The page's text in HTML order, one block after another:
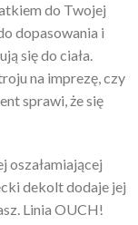
do Twojej
dopasowania i
się do ciała.
na imprezę, czy
sprawi, że się
oszałamiającej
dekolt dodaje jej
Linia OUCH!